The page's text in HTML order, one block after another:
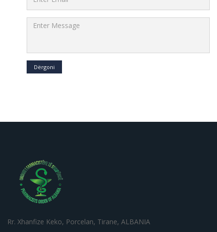
Dërgoni
Rr. Xhanfize Keko, Porcelan, Tirane, ALBANIA